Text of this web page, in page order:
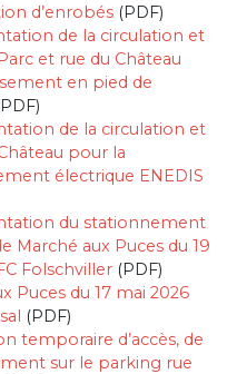
d’enrobés (PDF)
de la circulation et
et rue du Château
en pied de
de la circulation et
pour la
électrique ENEDIS
du stationnement
Marché aux Puces du 19
Folschviller (PDF)
Puces du 17 mai 2026
(PDF)
temporaire d’accès, de
sur le parking rue